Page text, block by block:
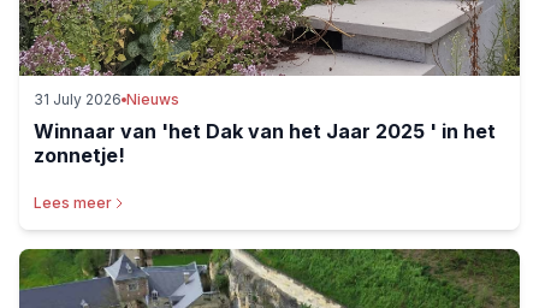
31 July 2026 Nieuws
Winnaar van 'het Dak van het Jaar 2025 ' in het
zonnetje!
Lees meer